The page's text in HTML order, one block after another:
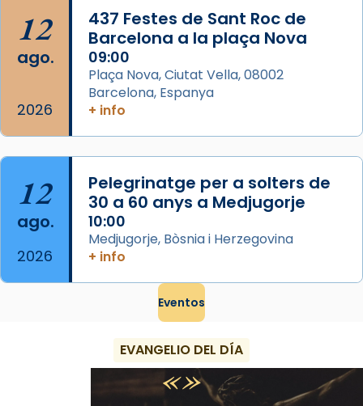
Foto
View on Facebook · Share
12
ago.
2026
437 Festes de Sant Roc de
Barcelona a la plaça Nova
09:00
Plaça Nova, Ciutat Vella, 08002
Barcelona, Espanya
+ info
12
ago.
2026
Pelegrinatge per a solters de
30 a 60 anys a Medjugorje
10:00
Medjugorje, Bòsnia i Herzegovina
+ info
Eventos
EVANGELIO DEL DÍA